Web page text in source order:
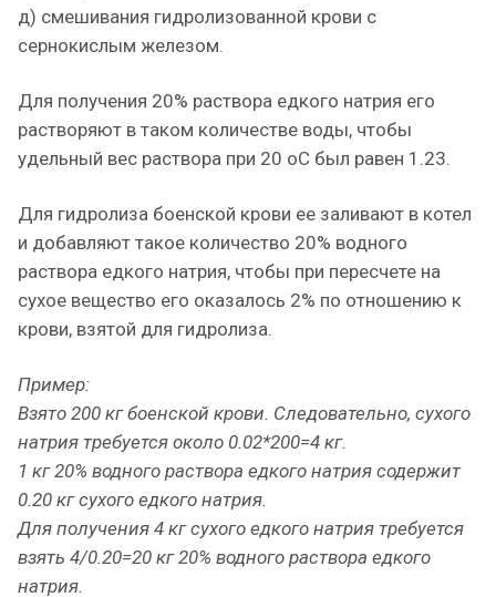
д) смешивания гидролизованной крови с
сернокислым железом.
Для получения 20% раствора едкого натрия его
растворяют в таком количестве воды, чтобы
удельный вес раствора при 20 оС был равен 1.23.
Для гидролиза боенской крови ее заливают в котел
и добавляют такое количество 20% водного
раствора едкого натрия, чтобы при пересчете на
сухое вещество его оказалось 2% по отношению к
крови, взятой для гидролиза.
Пример:
Взято 200 кг боенской крови. Следовательно, сухого
натрия требуется около 0.02*200=4 кг.
1 кг 20% водного раствора едкого натрия содержит
0.20 кг сухого едкого натрия.
Для получения 4 кг сухого едкого натрия требуется
взять 4/0.20=20 кг 20% водного раствора едкого
натрия.